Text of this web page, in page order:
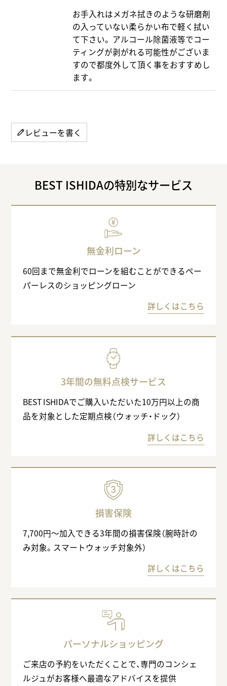
お手入れはメガネ拭きのような研磨剤
の入っていない柔らかい布で軽く拭い
て下さい。 アルコール除菌液等でコー
ティングが剥がれる可能性がございま
すので都度外して頂く事をおすすめし
ます。
レビューを書く
BEST ISHIDAの特別なサービス
無金利ローン
60回まで無金利でローンを組むことができるペー
パーレスのショッピングローン
詳しくはこちら
3年間の無料点検サービス
BEST ISHIDAでご購入いただいた10万円以上の商
品を対象とした定期点検（ウォッチ・ドック）
詳しくはこちら
損害保険
7,700円〜加入できる3年間の損害保険（腕時計の
み対象。スマートウォッチ対象外）
詳しくはこちら
パーソナルショッピング
ご来店の予約をいただくことで、専門のコンシェ
ルジュがお客様へ最適なアドバイスを提供